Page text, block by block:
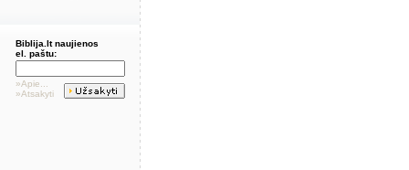
Biblija.lt naujienos
el. paštu:
»Apie...
»Atsakyti